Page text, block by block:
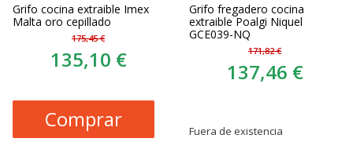
Grifo cocina extraible Imex
Malta oro cepillado
175,45 €
135,10 €
Comprar
Grifo fregadero cocina
extraible Poalgi Niquel
GCE039-NQ
171,82 €
137,46 €
Fuera de existencia